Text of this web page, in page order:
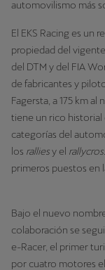
automovilismo más
El EKS Racing es un
propiedad del
del DTM y del FIA
de fabricantes y
Fagersta, a 175 km
tiene un rico historial
categorías del
los ralliesy el
primeros puestos en
Bajo el nuevo
colaboración se
e-Racer, el primer
por cuatro motores